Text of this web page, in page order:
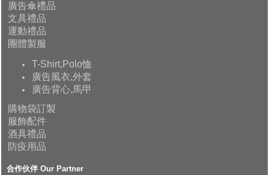
廣告傘禮品
文具禮品
運動禮品
團體製服
T-Shirt,Polo恤
廣告風衣,外套
廣告背心,馬甲
購物袋訂製
服飾配件
酒具禮品
防疫用品
合作伙伴 Our Partner